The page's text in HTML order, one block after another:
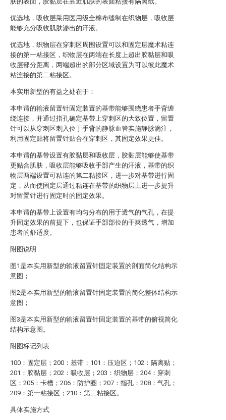
优选地，吸收层采用医用级全棉布缝制在织物层，吸收层
能够充分吸收肌肤渗出的汗液。
优选地，织物层在穿刺区周围设置可以和固定层魔术粘连
接的第一粘接区，织物层在两端在长度上超出胶黏层和吸
收层部分距离，两端超出的部分区域设置为可以彼此魔术
粘连接的第二粘接区。
本实用新型的有益之处在于：
本申请的输液留置针固定装置的基带能够围绕患者手背缠
绕连接，并通过指孔确定基带上穿刺区的大致位置，留置
针可以从穿刺区刺入位于手背的静脉血管实施静脉滴注，
利用固定贴将留置针贴合在穿刺区，其固定效果更佳。
本申请的基带设置有胶黏层和吸收层，胶黏层能够使基带
更贴合肌肤，吸收层能够吸收手部产生的汗液，基带的织
物层两端设置可粘连的第二粘接区，进一步对基带进行固
定，从而使固定层通过粘连在基带的织物层上进一步提升
对留置针进行固定时的固定效果。
本申请的基带上设置有均匀分布的用于透气的气孔，在提
升固定效果的前提下，也保证手部部位的干爽透气，增加
患者的舒适度。
附图说明
图1是本实用新型的输液留置针固定装置的剖面简化结构示
意图；
图2是本实用新型的输液留置针固定装置的简化整体结构示
意图；
图3是本实用新型的输液留置针固定装置的基带的俯视简化
结构示意图。
附图标记列表
100：固定层；200：基带；101：压迫区；102：隔离贴；
201：胶黏层；202：吸收层；203：织物层；204：穿刺
区；205：卡槽；206：防护圈；207：指孔；208：气孔；
209：第一粘接区；210：第二粘接区。
具体实施方式